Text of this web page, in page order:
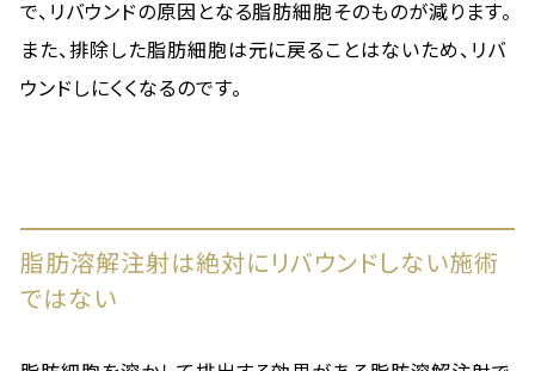
で、リバウンドの原因となる脂肪細胞そのものが減ります。
また、排除した脂肪細胞は元に戻ることはないため、リバ
ウンドしにくくなるのです。
脂肪溶解注射は絶対にリバウンドしない施術
ではない